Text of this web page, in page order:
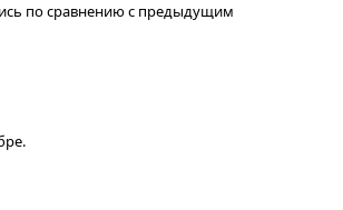
по сравнению с предыдущим